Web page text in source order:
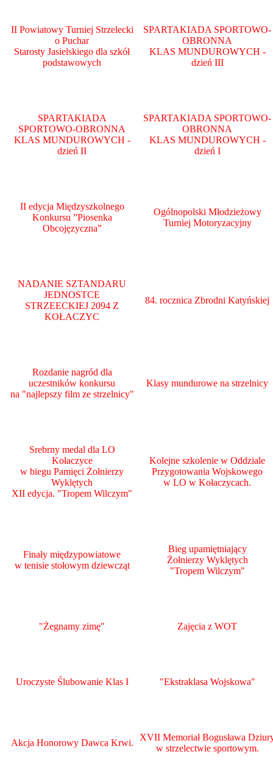
II Powiatowy Turniej Strzelecki
o Puchar
Starosty Jasielskiego dla szkół
podstawowych
SPARTAKIADA SPORTOWO-
OBRONNA
KLAS MUNDUROWYCH -
dzień III
SPARTAKIADA
SPORTOWO-OBRONNA
KLAS MUNDUROWYCH -
dzień II
SPARTAKIADA SPORTOWO-
OBRONNA
KLAS MUNDUROWYCH -
dzień I
II edycja Międzyszkolnego
Konkursu ”Piosenka
Obcojęzyczna”
Ogólnopolski Młodzieżowy
Turniej Motoryzacyjny
NADANIE SZTANDARU
JEDNOSTCE
STRZEECKIEJ 2094 Z
KOŁACZYC
84. rocznica Zbrodni Katyńskiej
Rozdanie nagród dla
uczestników konkursu
na "najlepszy film ze strzelnicy"
Klasy mundurowe na strzelnicy
Srebrny medal dla LO
Kołaczyce
w biegu Pamięci Żołnierzy
Wyklętych
XII edycja. "Tropem Wilczym"
Kolejne szkolenie w Oddziale
Przygotowania Wojskowego
w LO w Kołaczycach.
Finały międzypowiatowe
w tenisie stołowym dziewcząt
Bieg upamiętniający
Żołnierzy Wyklętych
"Tropem Wilczym"
"Żegnamy zimę" Zajęcia z WOT
Uroczyste Ślubowanie Klas I "Ekstraklasa Wojskowa"
Akcja Honorowy Dawca Krwi.
XVII Memoriał Bogusława
w strzelectwie sportowym.